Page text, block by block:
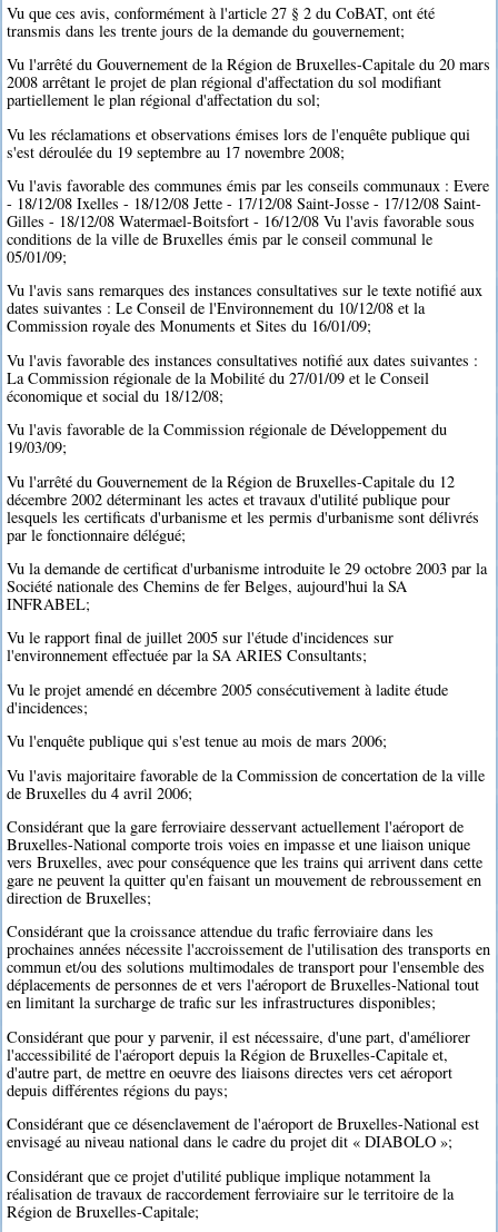
Vu que ces avis, conformément à l'article 27 § 2 du CoBAT, ont été
transmis dans les trente jours de la demande du gouvernement;
Vu l'arrêté du Gouvernement de la Région de Bruxelles-Capitale du 20 mars
2008 arrêtant le projet de plan régional d'affectation du sol modifiant
partiellement le plan régional d'affectation du sol;
Vu les réclamations et observations émises lors de l'enquête publique qui
s'est déroulée du 19 septembre au 17 novembre 2008;
Vu l'avis favorable des communes émis par les conseils communaux : Evere
- 18/12/08 Ixelles - 18/12/08 Jette - 17/12/08 Saint-Josse - 17/12/08 Saint-
Gilles - 18/12/08 Watermael-Boitsfort - 16/12/08 Vu l'avis favorable sous
conditions de la ville de Bruxelles émis par le conseil communal le
05/01/09;
Vu l'avis sans remarques des instances consultatives sur le texte notifié aux
dates suivantes : Le Conseil de l'Environnement du 10/12/08 et la
Commission royale des Monuments et Sites du 16/01/09;
Vu l'avis favorable des instances consultatives notifié aux dates suivantes :
La Commission régionale de la Mobilité du 27/01/09 et le Conseil
économique et social du 18/12/08;
Vu l'avis favorable de la Commission régionale de Développement du
19/03/09;
Vu l'arrêté du Gouvernement de la Région de Bruxelles-Capitale du 12
décembre 2002 déterminant les actes et travaux d'utilité publique pour
lesquels les certificats d'urbanisme et les permis d'urbanisme sont délivrés
par le fonctionnaire délégué;
Vu la demande de certificat d'urbanisme introduite le 29 octobre 2003 par la
Société nationale des Chemins de fer Belges, aujourd'hui la SA
INFRABEL;
Vu le rapport final de juillet 2005 sur l'étude d'incidences sur
l'environnement effectuée par la SA ARIES Consultants;
Vu le projet amendé en décembre 2005 consécutivement à ladite étude
d'incidences;
Vu l'enquête publique qui s'est tenue au mois de mars 2006;
Vu l'avis majoritaire favorable de la Commission de concertation de la ville
de Bruxelles du 4 avril 2006;
Considérant que la gare ferroviaire desservant actuellement l'aéroport de
Bruxelles-National comporte trois voies en impasse et une liaison unique
vers Bruxelles, avec pour conséquence que les trains qui arrivent dans cette
gare ne peuvent la quitter qu'en faisant un mouvement de rebroussement en
direction de Bruxelles;
Considérant que la croissance attendue du trafic ferroviaire dans les
prochaines années nécessite l'accroissement de l'utilisation des transports en
commun et/ou des solutions multimodales de transport pour l'ensemble des
déplacements de personnes de et vers l'aéroport de Bruxelles-National tout
en limitant la surcharge de trafic sur les infrastructures disponibles;
Considérant que pour y parvenir, il est nécessaire, d'une part, d'améliorer
l'accessibilité de l'aéroport depuis la Région de Bruxelles-Capitale et,
d'autre part, de mettre en oeuvre des liaisons directes vers cet aéroport
depuis différentes régions du pays;
Considérant que ce désenclavement de l'aéroport de Bruxelles-National est
envisagé au niveau national dans le cadre du projet dit « DIABOLO »;
Considérant que ce projet d'utilité publique implique notamment la
réalisation de travaux de raccordement ferroviaire sur le territoire de la
Région de Bruxelles-Capitale;